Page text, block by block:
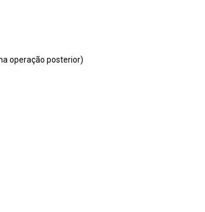
operação posterior)